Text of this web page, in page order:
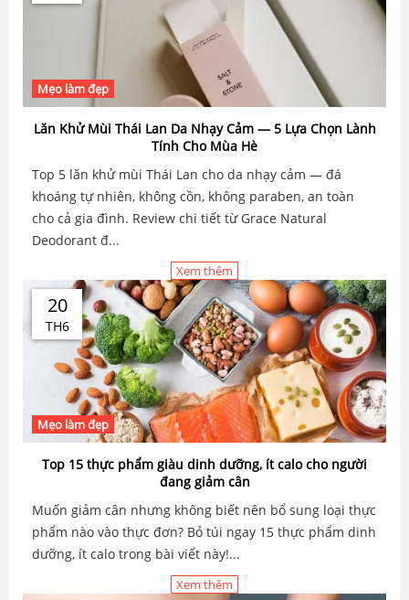
Mẹo làm đẹp
Lăn Khử Mùi Thái Lan Da Nhạy Cảm — 5 Lựa Chọn Lành
Tính Cho Mùa Hè
Top 5 lăn khử mùi Thái Lan cho da nhạy cảm — đá
khoáng tự nhiên, không cồn, không paraben, an toàn
cho cả gia đình. Review chi tiết từ Grace Natural
Deodorant đ...
Xem thêm
20
TH6
Mẹo làm đẹp
Top 15 thực phẩm giàu dinh dưỡng, ít calo cho người
đang giảm cân
Muốn giảm cân nhưng không biết nên bổ sung loại thực
phẩm nào vào thực đơn? Bỏ túi ngay 15 thực phẩm dinh
dưỡng, ít calo trong bài viết này!...
Xem thêm